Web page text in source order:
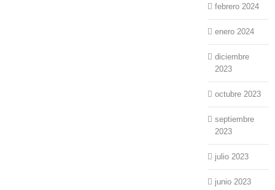
febrero 2024
enero 2024
diciembre
2023
octubre 2023
septiembre
2023
julio 2023
junio 2023